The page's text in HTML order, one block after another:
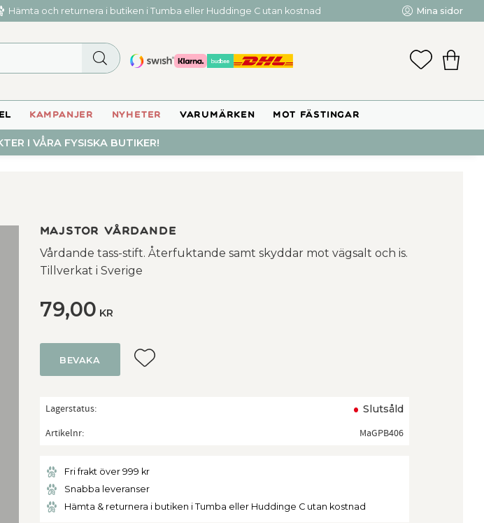
Hämta och returnera i butiken i Tumba eller Huddinge C utan kostnad Mina sidor
KAMPANJER NYHETER VARUMÄRKEN MOT FÄSTINGAR
I VÅRA FYSISKA BUTIKER!
Majstor vårdande
Vårdande tass-stift. Återfuktande samt skyddar mot vägsalt och is.
Tillverkat i Sverige
79,00 KR
Lägg till i favoriter
BEVAKA
Lagerstatus Slutsåld
Artikelnr MaGPB406
Fri frakt över 999 kr
Snabba leveranser
Hämta & returnera i butiken i Tumba eller Huddinge C utan kostnad